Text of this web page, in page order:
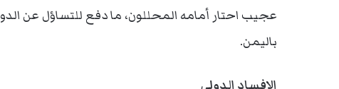
عجيب احتار أمامه المحللون، ما دفع للتساؤل عن
باليمن.